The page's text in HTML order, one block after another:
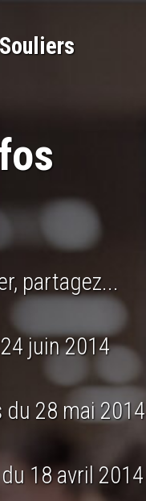
Souliers
partagez...
juin 2014
du 28 mai 2014
18 avril 2014